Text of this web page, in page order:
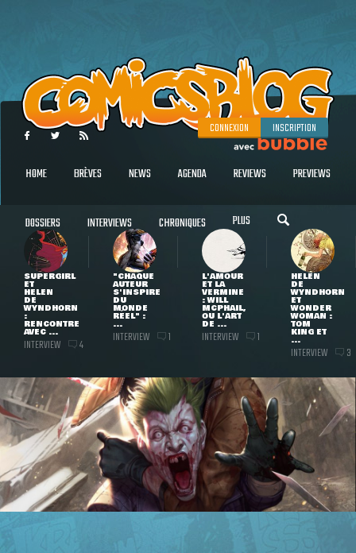
CONNEXION INSCRIPTION
HOME BRÈVES NEWS AGENDA REVIEWS PREVIEWS
DOSSIERS INTERVIEWS CHRONIQUES PLUS
SUPERGIRL
ET
HELEN
DE
WYNDHORN
:
RENCONTRE
AVEC ...
INTERVIEW 4
"CHAQUE
AUTEUR
S'INSPIRE
DU
MONDE
RÉEL" :
...
INTERVIEW 1
L'AMOUR
ET LA
VERMINE
: WILL
MCPHAIL,
OU L'ART
DE ...
INTERVIEW 1
HELEN
DE
WYNDHORN
ET
WONDER
WOMAN :
TOM
KING ET
...
INTERVIEW 3